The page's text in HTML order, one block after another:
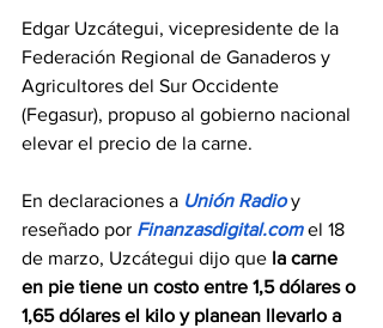
Edgar Uzcátegui, vicepresidente de la
Federación Regional de Ganaderos y
Agricultores del Sur Occidente
(Fegasur), propuso al gobierno nacional
elevar el precio de la carne.
En declaraciones a Unión Radio y
reseñado por Finanzasdigital.com el 18
de marzo, Uzcátegui dijo que la carne
en pie tiene un costo entre 1,5 dólares o
1,65 dólares el kilo y planean llevarlo a